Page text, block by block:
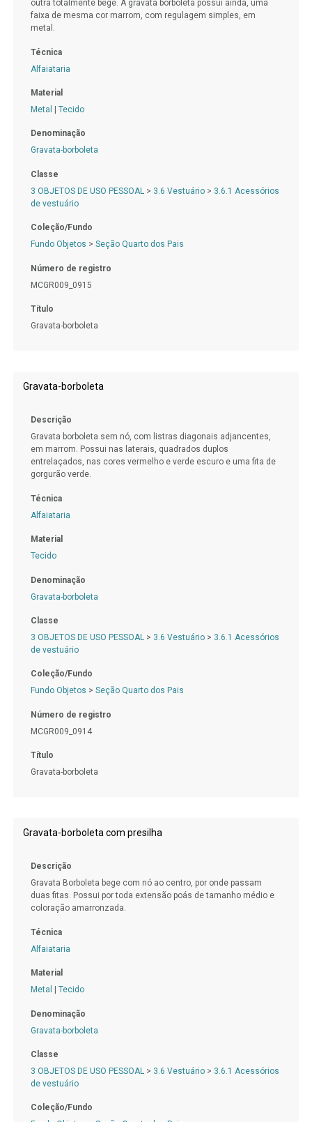
outra totalmente bege. A gravata borboleta possui ainda, uma
faixa de mesma cor marrom, com regulagem simples, em
metal.
Técnica
Alfaiataria
Material
Metal
Tecido
Denominação
Gravata-borboleta
Classe
3 OBJETOS DE USO PESSOAL > 3.6 Vestuário> 3.6.1 Acessórios
de vestuário
Coleção/Fundo
Fundo Objetos > Seção Quarto dos Pais
Número de registro
MCGR009_0915
Título
Gravata-borboleta
Gravata-borboleta
Descrição
Gravata borboleta sem nó, com listras diagonais adjancentes,
em marrom. Possui nas laterais, quadrados duplos
entrelaçados, nas cores vermelho e verde escuro e uma fita de
gorgurão verde.
Técnica
Alfaiataria
Material
Tecido
Denominação
Gravata-borboleta
Classe
3 OBJETOS DE USO PESSOAL> 3.6 Vestuário> 3.6.1 Acessórios
de vestuário
Coleção/Fundo
Fundo Objetos > Seção Quarto dos Pais
Número de registro
MCGR009_0914
Título
Gravata-borboleta
Gravata-borboleta com presilha
Descrição
Gravata Borboleta bege com nó ao centro, por onde passam
duas fitas. Possui por toda extensão poás de tamanho médio e
coloração amarronzada.
Técnica
Alfaiataria
Material
Metal
Tecido
Denominação
Gravata-borboleta
Classe
3 OBJETOS DE USO PESSOAL> 3.6 Vestuário> 3.6.1 Acessórios
de vestuário
Coleção/Fundo